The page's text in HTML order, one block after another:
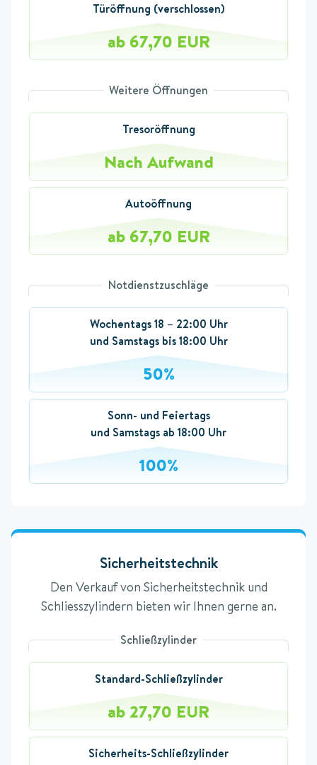
Türöffnung (verschlossen)
ab 67,70 EUR
Weitere Öffnungen
Tresoröffnung
Nach Aufwand
Autoöffnung
ab 67,70 EUR
Notdienstzuschläge
Wochentags 18 – 22:00 Uhr
und Samstags bis 18:00 Uhr
50%
Sonn- und Feiertags
und Samstags ab 18:00 Uhr
100%
Sicherheitstechnik
Den Verkauf von Sicherheitstechnik und
Schliesszylindern bieten wir Ihnen gerne an.
Schließzylinder
Standard-Schließzylinder
ab 27,70 EUR
Sicherheits-Schließzylinder